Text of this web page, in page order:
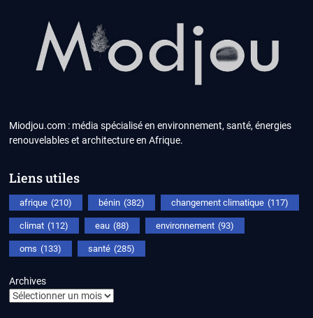
Miodjou.com : média spécialisé en environnement, santé, énergies
renouvelables et architecture en Afrique.
Liens utiles
afrique (210) bénin (382) changement climatique (117)
climat (112) eau (88) environnement (93)
oms (133) santé (285)
Archives